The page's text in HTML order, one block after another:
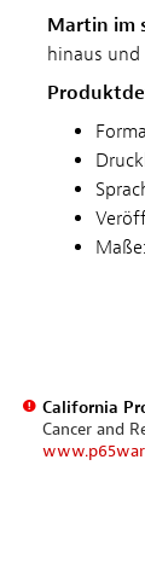
Martin im
hinaus
California
Cancer and